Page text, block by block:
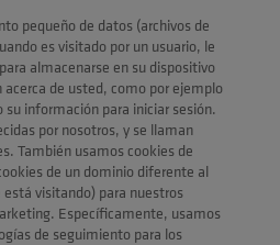
pequeño de datos (archivos de
es visitado por un usuario, le
almacenarse en su dispositivo
de usted, como por ejemplo
información para iniciar sesión.
por nosotros, y se llaman
También usamos cookies de
de un dominio diferente al
visitando) para nuestros
Específicamente, usamos
de seguimiento para los